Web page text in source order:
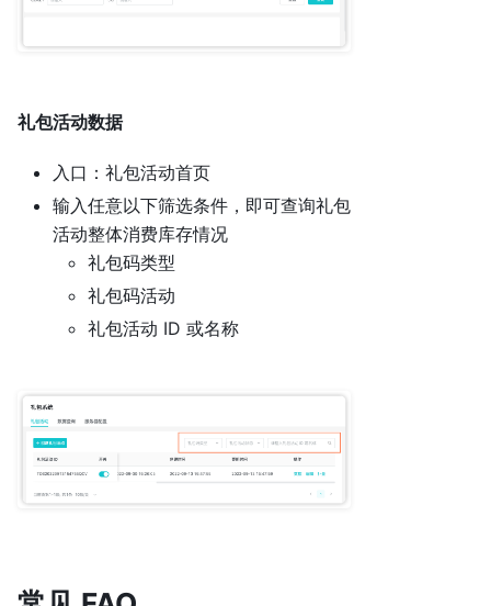
礼包活动数据
入口：礼包活动首页
输入任意以下筛选条件，即可查询礼包
活动整体消费库存情况
礼包码类型
礼包码活动
礼包活动 ID 或名称